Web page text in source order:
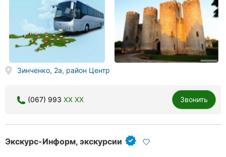
Зинченко, 2а, район Центр
(067) 993 XX XX Звонить
Экскурс-Информ, экскурсии